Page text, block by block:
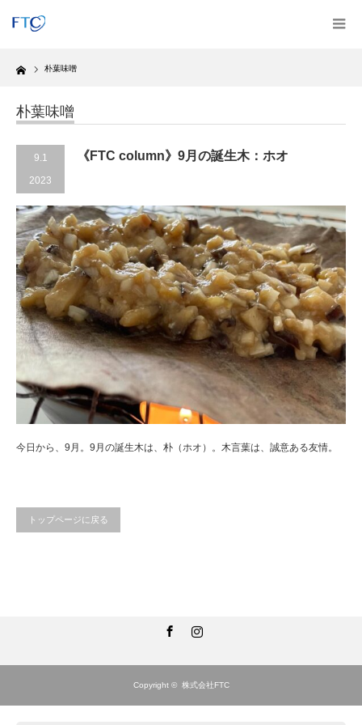
Home 朴葉味噌
朴葉味噌
9.1
2023
《FTC column》9月の誕生木：ホオ
今日から、9月。9月の誕生木は、朴（ホオ）。木言葉は、誠意ある友情。
トップページに戻る
Copyright © 株式会社FTC